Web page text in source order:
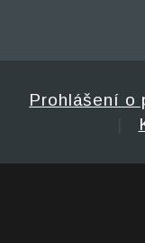
Prohlášení o